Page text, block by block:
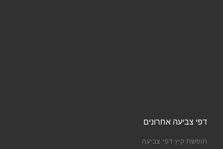
דפי צביעה אחרונים
חופשת קיץ דפי צביעה